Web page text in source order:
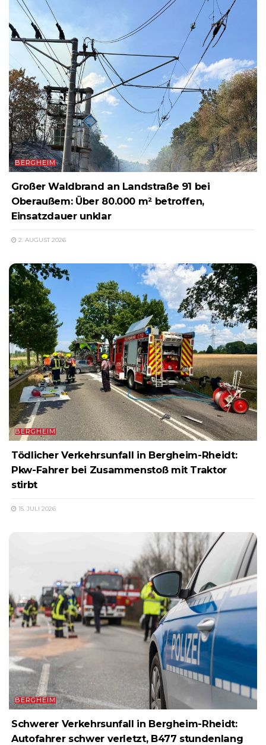
BERGHEIM
Großer Waldbrand an Landstraße 91 bei
Oberaußem: Über 80.000 m² betroffen,
Einsatzdauer unklar
2. AUGUST 2026
BERGHEIM
Tödlicher Verkehrsunfall in Bergheim-Rheidt:
Pkw-Fahrer bei Zusammenstoß mit Traktor
stirbt
15. JULI 2026
BERGHEIM
Schwerer Verkehrsunfall in Bergheim-Rheidt:
Autofahrer schwer verletzt, B477 stundenlang